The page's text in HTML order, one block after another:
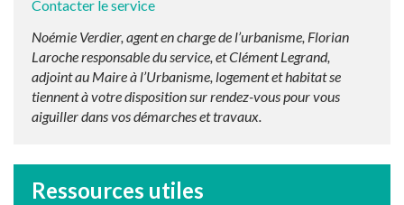
Contacter le service
Noémie Verdier, agent en charge de l’urbanisme, Florian
Laroche responsable du service, et Clément Legrand,
adjoint au Maire à l’Urbanisme, logement et habitat se
tiennent à votre disposition sur rendez-vous pour vous
aiguiller dans vos démarches et travaux.
Ressources utiles